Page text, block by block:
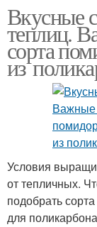
Вкусные
теплиц.
сорта
из
Условия
от тепличных.
подобрать
для